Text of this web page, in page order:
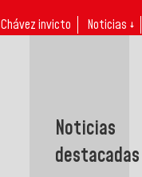
Chávez invicto Noticias ↓
Noticias
destacadas